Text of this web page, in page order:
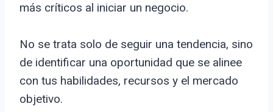
más críticos al iniciar un negocio.
No se trata solo de seguir una tendencia, sino
de identificar una oportunidad que se alinee
con tus habilidades, recursos y el mercado
objetivo.